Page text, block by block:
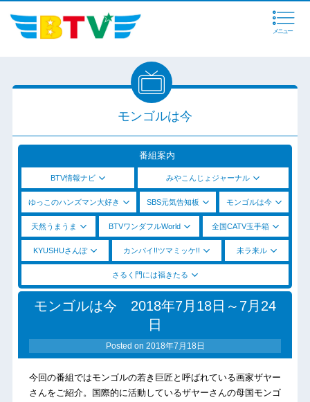
メニュー
モンゴルは今
番組案内
BTV情報ナビ みやこんじょジャーナル
ゆっこのハンズマン大好き SBS元気告知板 モンゴルは今
天然うまうま BTVワンダフルWorld 全国CATV玉手箱
KYUSHUさんぽ カンパイ!!ツマミッケ!! 未ラ来ル
さるく門には福きたる
モンゴルは今 2018年7月18日～7月24
日
Posted on 2018年7月18日
今回の番組ではモンゴルの若き巨匠と呼ばれている画家ザヤー
さんをご紹介。国際的に活動しているザヤーさんの母国モンゴ